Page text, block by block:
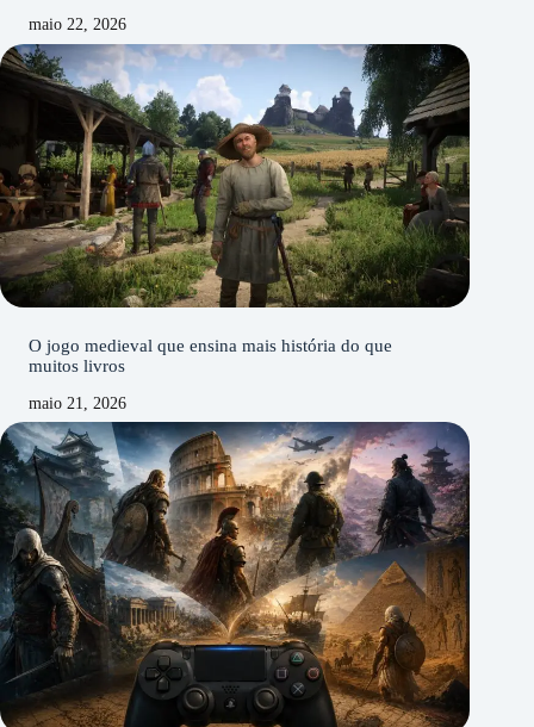
maio 22, 2026
O jogo medieval que ensina mais história do que
muitos livros
maio 21, 2026